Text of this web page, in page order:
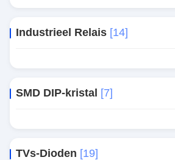
Industrieel Relais [14]
SMD DIP-kristal [7]
TVs-Dioden [19]